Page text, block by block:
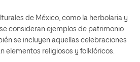
de México, como la herbolaria y
consideran ejemplos de patrimonio
se incluyen aquellas celebraciones
elementos religiosos y folklóricos.